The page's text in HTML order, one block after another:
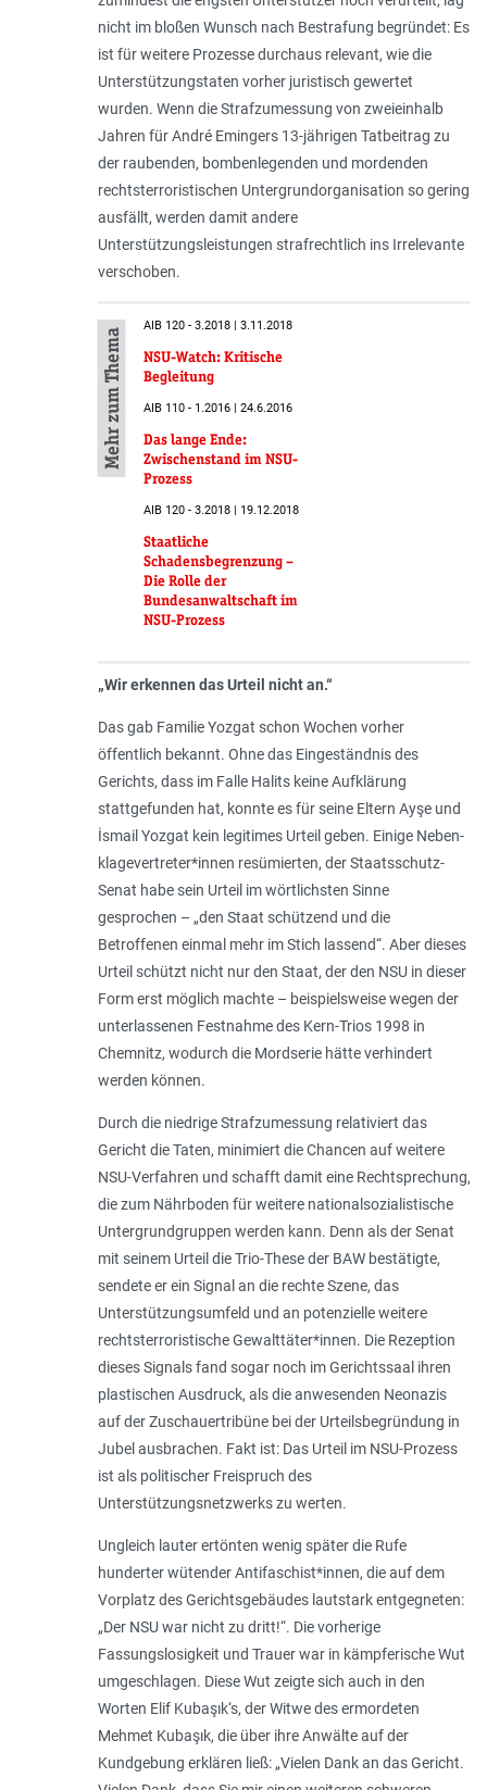
nicht im bloßen Wunsch nach Bestrafung begründet: Es
ist für weitere Prozesse durchaus relevant, wie die
Unterstützungstaten vorher juristisch gewertet
wurden. Wenn die Strafzumessung von zweieinhalb
Jahren für André Emingers 13-jährigen Tatbeitrag zu
der raubenden, bombenlegenden und mordenden
rechtsterroristischen Untergrundorganisation so gering
ausfällt, werden damit andere
Unterstützungsleistungen strafrechtlich ins Irrelevante
verschoben.
Mehr zum Thema
AIB 120 - 3.2018 | 3.11.2018
NSU-Watch: Kritische
Begleitung
AIB 110 - 1.2016 | 24.6.2016
Das lange Ende:
Zwischenstand im NSU-
Prozess
AIB 120 - 3.2018 | 19.12.2018
Staatliche
Schadensbegrenzung –
Die Rolle der
Bundesanwaltschaft im
NSU-Prozess
„Wir erkennen das Urteil nicht an.“
Das gab Familie Yozgat schon Wochen vorher
öffentlich bekannt. Ohne das Einge­ständnis des
Gerichts, dass im Falle Halits keine Aufklärung
stattgefunden hat, konnte es für seine Eltern Ayşe und
İsmail Yozgat kein legitimes Urteil geben. Einige Neben­
klagevertreter*innen resümierten, der Staatsschutz-
Senat habe sein Urteil im wörtlichsten Sinne
gesprochen – „den Staat schützend und die
Betroffenen einmal mehr im Stich lassend“. Aber dieses
Urteil schützt nicht nur den Staat, der den NSU in dieser
Form erst möglich machte – beispielsweise wegen der
unterlassenen Festnahme des Kern-Trios 1998 in
Chemnitz, wodurch die Mordserie hätte verhindert
werden können.
Durch die niedrige Strafzumessung relativiert das
Gericht die Taten, minimiert die Chancen auf weitere
NSU-Verfahren und schafft damit eine Rechtsprechung,
die zum Nährboden für weitere nationalsozialistische
Untergrundgruppen werden kann. Denn als der Senat
mit seinem Urteil die Trio-These der BAW bestätigte,
sendete er ein Signal an die rechte Szene, das
Unterstützungsumfeld und an potenzielle weitere
rechtsterroristische Gewalttäter*innen. Die Rezeption
dieses Signals fand sogar noch im Gerichtssaal ihren
plastischen Ausdruck, als die anwesenden Neonazis
auf der Zuschauertribüne bei der Urteilsbegründung in
Jubel ausbrachen. Fakt ist: Das Urteil im NSU-Prozess
ist als politischer Freispruch des
Unterstützungsnetzwerks zu werten.
Ungleich lauter ertönten wenig später die Rufe
hunderter wütender Antifaschist*innen, die auf dem
Vorplatz des Gerichtsgebäudes lautstark entgegneten:
„Der NSU war nicht zu dritt!“. Die vorherige
Fassungslosigkeit und Trauer war in kämpferische Wut
umgeschlagen. Diese Wut zeigte sich auch in den
Worten Elif Kubaşık‘s, der Witwe des ermordeten
Mehmet Kubaşık, die über ihre Anwälte auf der
Kundgebung erklären ließ: „Vielen Dank an das Gericht.